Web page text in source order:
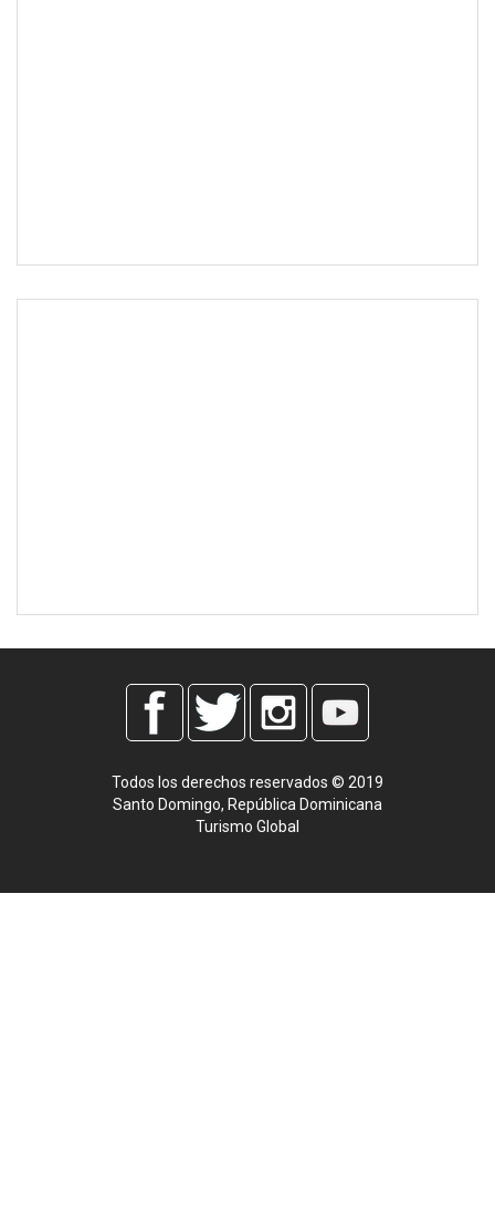
Todos los derechos reservados © 2019
Santo Domingo, República Dominicana
Turismo Global